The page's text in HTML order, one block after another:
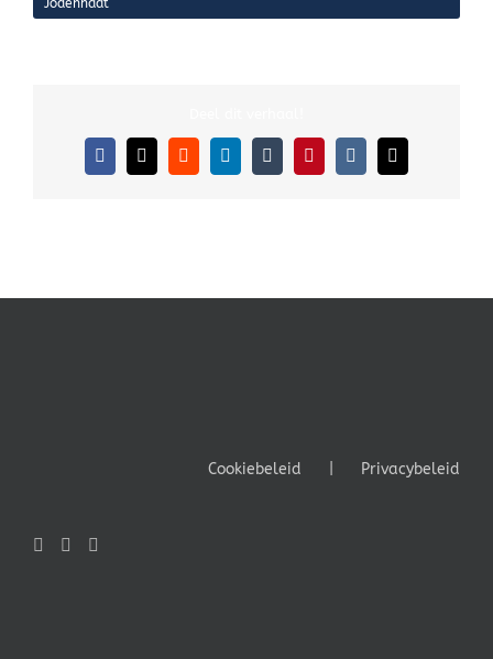
Jodenhaat
Facebook
X RedditLinkedInTumblrPinterestVk
E-
mail
Cookiebeleid Privacybeleid